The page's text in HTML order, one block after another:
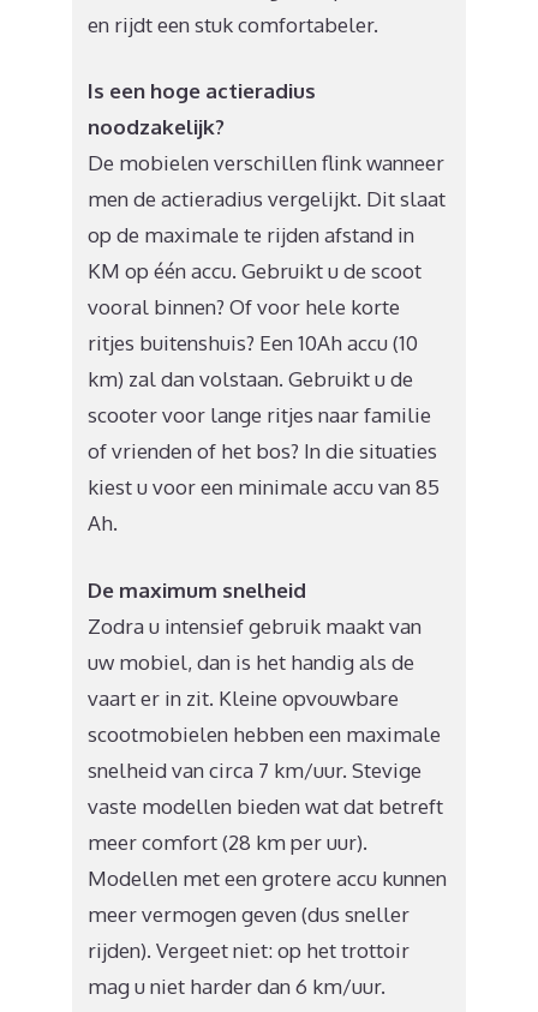
en rijdt een stuk comfortabeler.
Is een hoge actieradius
noodzakelijk?
De mobielen verschillen flink wanneer
men de actieradius vergelijkt. Dit slaat
op de maximale te rijden afstand in
KM op één accu. Gebruikt u de scoot
vooral binnen? Of voor hele korte
ritjes buitenshuis? Een 10Ah accu (10
km) zal dan volstaan. Gebruikt u de
scooter voor lange ritjes naar familie
of vrienden of het bos? In die situaties
kiest u voor een minimale accu van 85
Ah.
De maximum snelheid
Zodra u intensief gebruik maakt van
uw mobiel, dan is het handig als de
vaart er in zit. Kleine opvouwbare
scootmobielen hebben een maximale
snelheid van circa 7 km/uur. Stevige
vaste modellen bieden wat dat betreft
meer comfort (28 km per uur).
Modellen met een grotere accu kunnen
meer vermogen geven (dus sneller
rijden). Vergeet niet: op het trottoir
mag u niet harder dan 6 km/uur.